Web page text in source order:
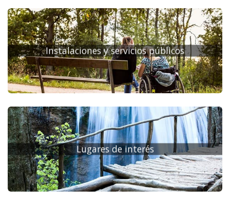
Instalaciones y servicios públicos
Lugares de interés